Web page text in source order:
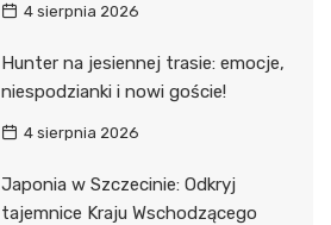
4 sierpnia 2026
Hunter na jesiennej trasie: emocje,
niespodzianki i nowi goście!
4 sierpnia 2026
Japonia w Szczecinie: Odkryj
tajemnice Kraju Wschodzącego